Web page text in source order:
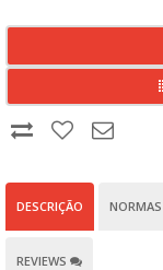
DESCRIÇÃO NORMAS
REVIEWS